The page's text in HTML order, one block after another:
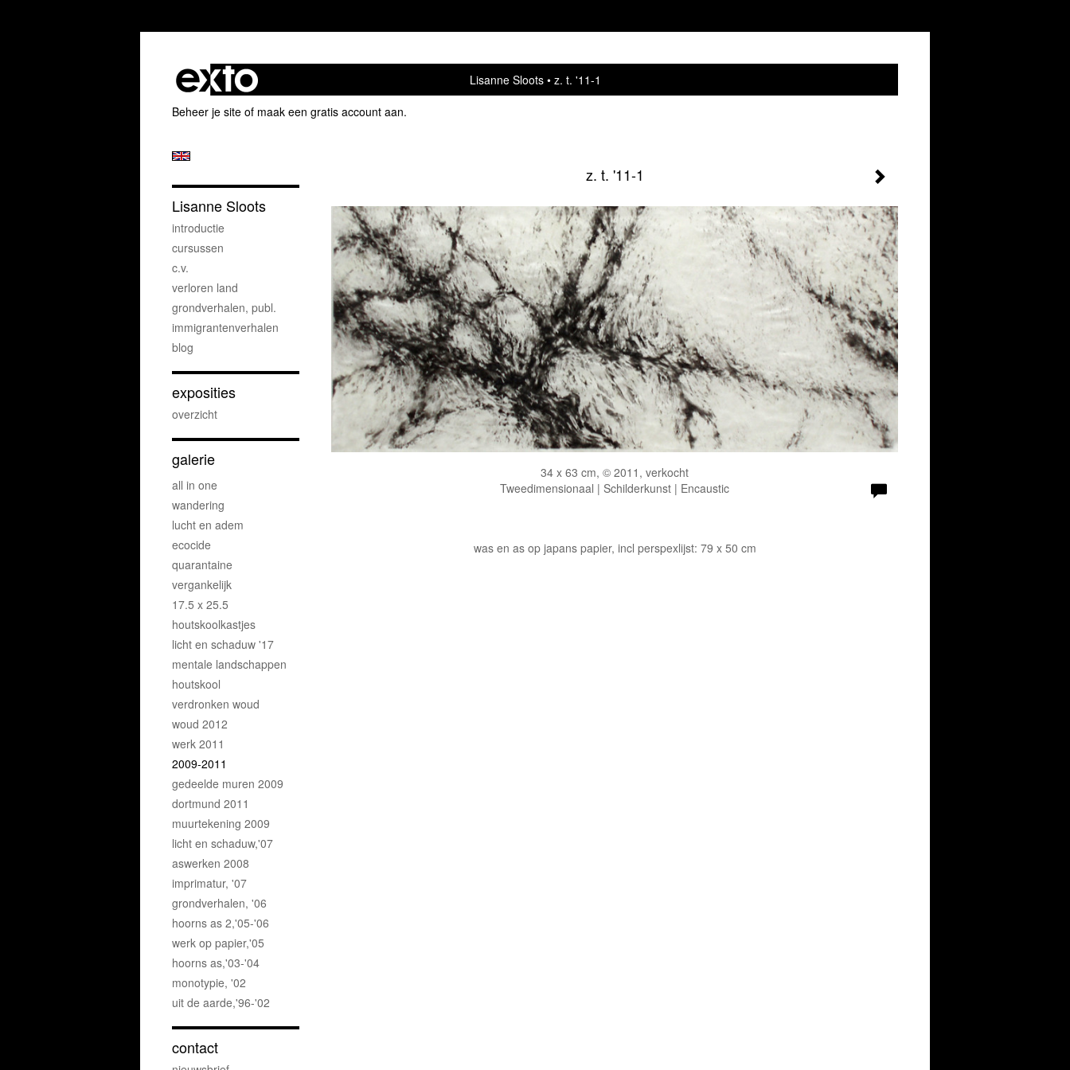
Lisanne Sloots
z. t. '11-1
Beheer je site of maak een gratis account aan.
z. t. '11-1
34 x 63 cm, © 2011, verkocht
Tweedimensionaal | Schilderkunst | Encaustic
was en as op japans papier, incl perspexlijst: 79 x 50 cm
Lisanne Sloots
introductie
cursussen
c.v.
verloren land
grondverhalen, publ.
immigrantenverhalen
blog
exposities
overzicht
galerie
all in one
wandering
lucht en adem
ecocide
quarantaine
vergankelijk
17.5 x 25.5
houtskoolkastjes
licht en schaduw '17
mentale landschappen
houtskool
verdronken woud
woud 2012
werk 2011
2009-2011
gedeelde muren 2009
dortmund 2011
muurtekening 2009
licht en schaduw,'07
aswerken 2008
imprimatur, '07
grondverhalen, '06
hoorns as 2,'05-'06
werk op papier,'05
hoorns as,'03-'04
monotypie, '02
uit de aarde,'96-'02
contact